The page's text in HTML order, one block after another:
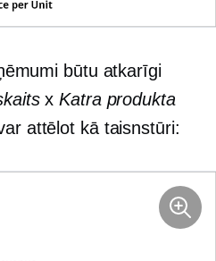
būtu atkarīgi
xKatra produkta
attēlot kā taisnstūri: